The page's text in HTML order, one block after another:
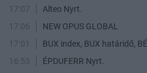
17:07
Alteo Nyrt.
17:06
NEW OPUS GLOBAL
17:01
BUX index, BUX határidő,
16:53
ÉPDUFERR Nyrt.